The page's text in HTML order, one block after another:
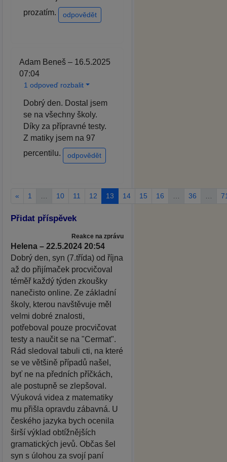
prozatím.
odpovědět
Adam Beneš – 16.5.2025
07:04
1 odpoveď rozbalit
Dobrý den. Dostal jsem
se na všechny školy.
Díky za přípravné testy.
Z matiky jsem na 97
percentilu.
odpovědět
« 1 10 11 12 13 14 15 16 36
Přidat příspěvek
Reakce na zprávu
Helena – 22.5.2024 20:54
Dobrý den, syn (7.třída) od října
až do přijímaček procvičoval
téměř každý týden zkoušky
nanečisto online. Ze základní
školy, kterou navštěvuje měl
velmi dobré znalosti,
potřeboval pouze procvičovat
testy a naučit se na "Cermat".
Rád sledoval tabuli cti, na které
se ve většině případů našel,
byť ne na předních příčkách,
ale postupně se zlepšoval.
Výuková videa z matematiky
mu přišla opravdu zábavná. U
českého jazyka bych ocenila
širší výklad obtížnějších
gramatických jevů. Občas šel
syn s úlohou za svojí paní